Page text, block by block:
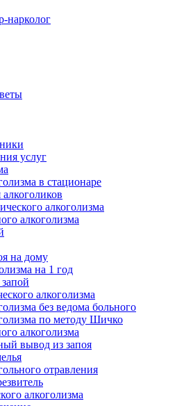
нарколог
услуг
в стационаре
алкоголизма
алкоголизма
на дому
на 1 год
алкоголизма
без ведома больного
по методу Шичко
алкоголизма
вывод из запоя
отравления
алкоголизма